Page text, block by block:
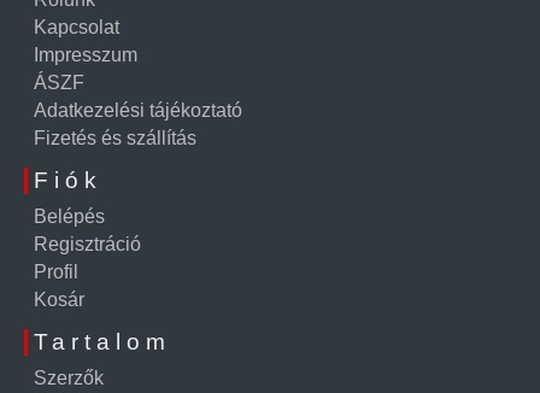
Kapcsolat
Impresszum
ÁSZF
Adatkezelési tájékoztató
Fizetés és szállítás
Fiók
Belépés
Regisztráció
Profil
Kosár
Tartalom
Szerzők